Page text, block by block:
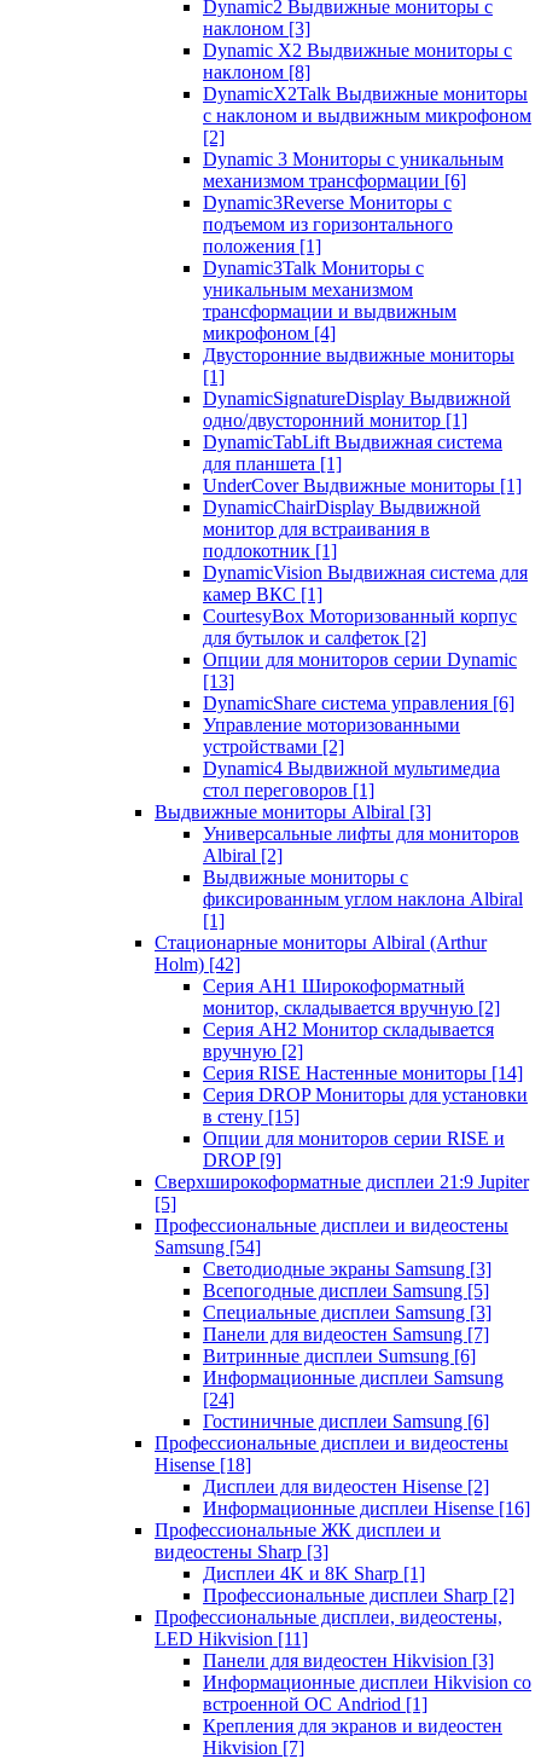
Dynamic2 Выдвижные мониторы с
наклоном [3]
Dynamic X2 Выдвижные мониторы с
наклоном [8]
DynamicX2Talk Выдвижные мониторы
с наклоном и выдвижным микрофоном
[2]
Dynamic 3 Мониторы с уникальным
механизмом трансформации [6]
Dynamic3Reverse Мониторы с
подъемом из горизонтального
положения [1]
Dynamic3Talk Мониторы с
уникальным механизмом
трансформации и выдвижным
микрофоном [4]
Двусторонние выдвижные мониторы
[1]
DynamicSignatureDisplay Выдвижной
одно/двусторонний монитор [1]
DynamicTabLift Выдвижная система
для планшета [1]
UnderCover Выдвижные мониторы [1]
DynamicChairDisplay Выдвижной
монитор для встраивания в
подлокотник [1]
DynamicVision Выдвижная система для
камер ВКС [1]
CourtesyBox Моторизованный корпус
для бутылок и салфеток [2]
Опции для мониторов серии Dynamic
[13]
DynamicShare система управления [6]
Управление моторизованными
устройствами [2]
Dynamic4 Выдвижной мультимедиа
стол переговоров [1]
Выдвижные мониторы Albiral [3]
Универсальные лифты для мониторов
Albiral [2]
Выдвижные мониторы с
фиксированным углом наклона Albiral
[1]
Стационарные мониторы Albiral (Arthur
Holm) [42]
Серия AH1 Широкоформатный
монитор, складывается вручную [2]
Серия AH2 Монитор складывается
вручную [2]
Серия RISE Настенные мониторы [14]
Серия DROP Мониторы для установки
в стену [15]
Опции для мониторов серии RISE и
DROP [9]
Сверхширокоформатные дисплеи 21:9 Jupiter
[5]
Профессиональные дисплеи и видеостены
Samsung [54]
Светодиодные экраны Samsung [3]
Всепогодные дисплеи Samsung [5]
Специальные дисплеи Samsung [3]
Панели для видеостен Samsung [7]
Витринные дисплеи Sumsung [6]
Информационные дисплеи Samsung
[24]
Гостиничные дисплеи Samsung [6]
Профессиональные дисплеи и видеостены
Hisense [18]
Дисплеи для видеостен Hisense [2]
Информационные дисплеи Hisense [16]
Профессиональные ЖК дисплеи и
видеостены Sharp [3]
Дисплеи 4K и 8K Sharp [1]
Профессиональные дисплеи Sharp [2]
Профессиональные дисплеи, видеостены,
LED Hikvision [11]
Панели для видеостен Hikvision [3]
Информационные дисплеи Hikvision со
встроенной ОС Andriod [1]
Крепления для экранов и видеостен
Hikvision [7]